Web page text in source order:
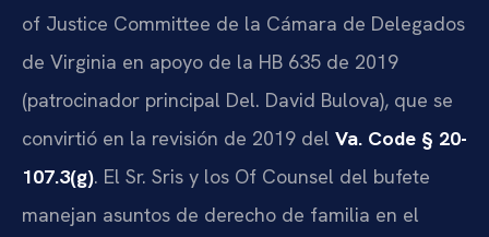
of Justice Committee de la Cámara de Delegados
de Virginia en apoyo de la HB 635 de 2019
(patrocinador principal Del. David Bulova), que se
convirtió en la revisión de 2019 del Va. Code § 20-
107.3(g). El Sr. Sris y los Of Counsel del bufete
manejan asuntos de derecho de familia en el